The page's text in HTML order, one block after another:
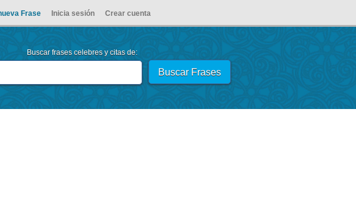
Frase Inicia sesión Crear cuenta
Buscar frases celebres y citas de: